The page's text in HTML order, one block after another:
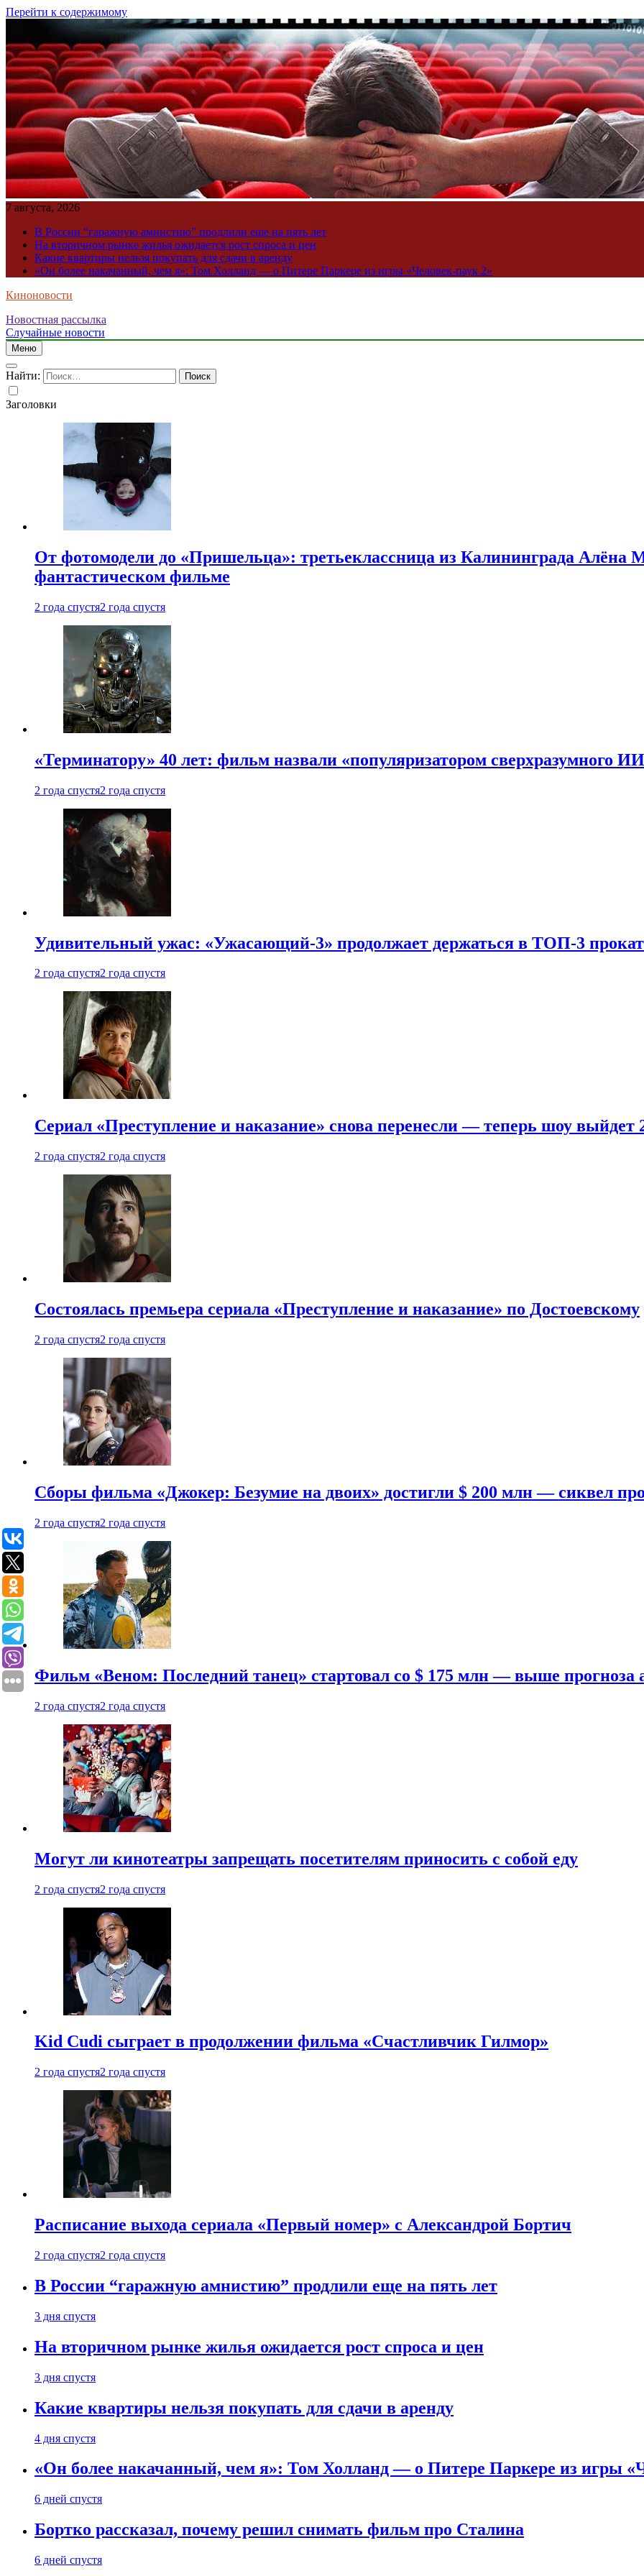
Перейти к содержимому
7 августа, 2026
В России “гаражную амнистию” продлили еще на пять лет
На вторичном рынке жилья ожидается рост спроса и цен
Какие квартиры нельзя покупать для сдачи в аренду
«Он более накачанный, чем я»: Том Холланд — о Питере Паркере из игры «Человек-паук 2»
Киноновости
Новостная рассылка
Случайные новости
Меню
Найти:
Заголовки
От фотомодели до «Пришельца»: третьеклассница из Калининграда Алёна
фантастическом фильме
2 года спустя2 года спустя
«Терминатору» 40 лет: фильм назвали «популяризатором сверхразумного
2 года спустя2 года спустя
Удивительный ужас: «Ужасающий-3» продолжает держаться в ТОП-3
2 года спустя2 года спустя
Сериал «Преступление и наказание» снова перенесли — теперь шоу выйдет
2 года спустя2 года спустя
Состоялась премьера сериала «Преступление и наказание» по Достоевскому
2 года спустя2 года спустя
Сборы фильма «Джокер: Безумие на двоих» достигли $ 200 млн — сиквел
2 года спустя2 года спустя
Фильм «Веном: Последний танец» стартовал со $ 175 млн — выше прогноза
2 года спустя2 года спустя
Могут ли кинотеатры запрещать посетителям приносить с собой еду
2 года спустя2 года спустя
Kid Cudi сыграет в продолжении фильма «Счастливчик Гилмор»
2 года спустя2 года спустя
Расписание выхода сериала «Первый номер» с Александрой Бортич
2 года спустя2 года спустя
В России “гаражную амнистию” продлили еще на пять лет
3 дня спустя
На вторичном рынке жилья ожидается рост спроса и цен
3 дня спустя
Какие квартиры нельзя покупать для сдачи в аренду
4 дня спустя
«Он более накачанный, чем я»: Том Холланд — о Питере Паркере из игры
6 дней спустя
Бортко рассказал, почему решил снимать фильм про Сталина
6 дней спустя